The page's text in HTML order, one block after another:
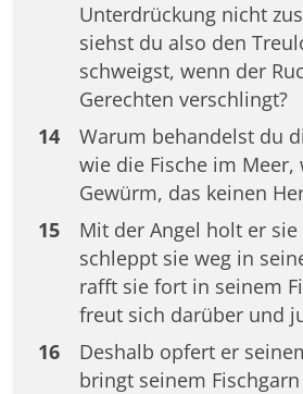
Unterdrückung nicht
siehst du also den
schweigst, wenn der
Gerechten verschlingt?
14
Warum behandelst du
wie die Fische im Meer,
Gewürm, das keinen
15
Mit der Angel holt er
schleppt sie weg in
rafft sie fort in seinem
freut sich darüber und
16
Deshalb opfert er
bringt seinem